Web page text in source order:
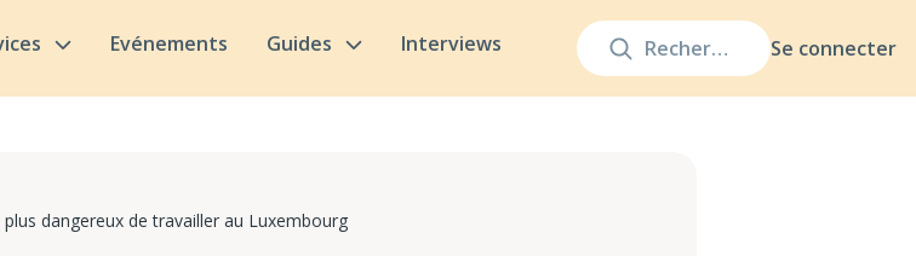
Se connecter
Evénements Guides Interviews
plus dangereux de travailler au Luxembourg